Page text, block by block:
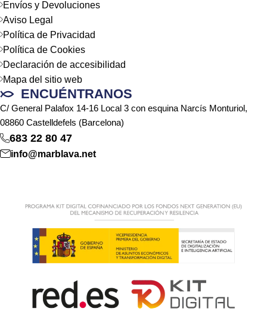
Envíos y Devoluciones
Aviso Legal
Política de Privacidad
Política de Cookies
Declaración de accesibilidad
Mapa del sitio web
ENCUÉNTRANOS
C/ General Palafox 14-16 Local 3 con esquina Narcís Monturiol,
08860 Castelldefels (Barcelona)
683 22 80 47
info@marblava.net